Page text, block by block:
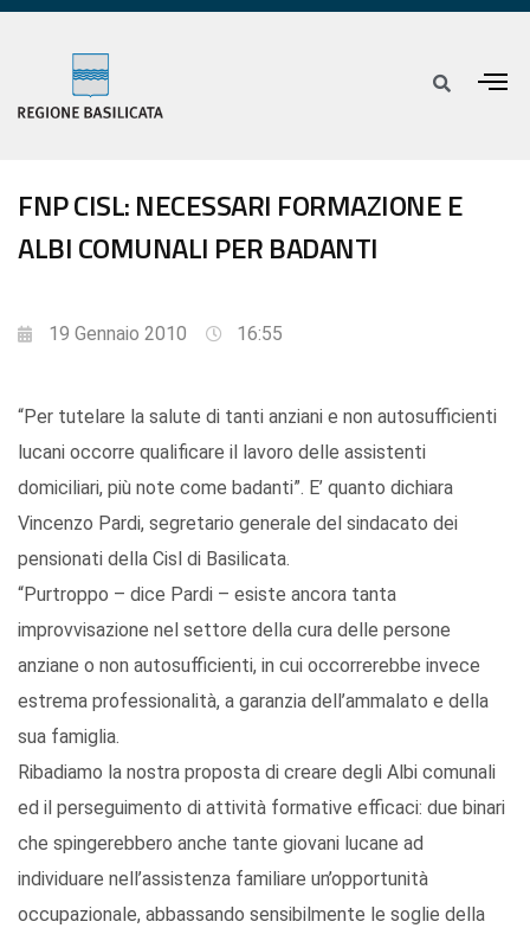
FNP CISL: NECESSARI FORMAZIONE E
ALBI COMUNALI PER BADANTI
19 Gennaio 2010 16:55
“Per tutelare la salute di tanti anziani e non autosufficienti
lucani occorre qualificare il lavoro delle assistenti
domiciliari, più note come badanti”. E’ quanto dichiara
Vincenzo Pardi, segretario generale del sindacato dei
pensionati della Cisl di Basilicata.
“Purtroppo – dice Pardi – esiste ancora tanta
improvvisazione nel settore della cura delle persone
anziane o non autosufficienti, in cui occorrerebbe invece
estrema professionalità, a garanzia dell’ammalato e della
sua famiglia.
Ribadiamo la nostra proposta di creare degli Albi comunali
ed il perseguimento di attività formative efficaci: due binari
che spingerebbero anche tante giovani lucane ad
individuare nell’assistenza familiare un’opportunità
occupazionale, abbassando sensibilmente le soglie della